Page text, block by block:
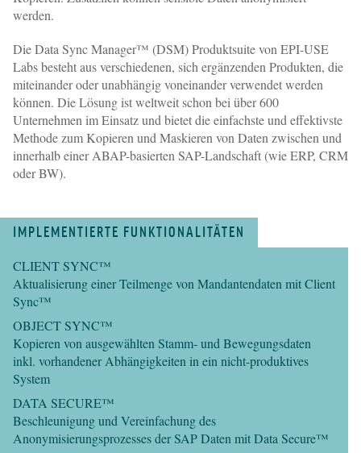
werden.
Die Data Sync Manager™ (DSM) Produktsuite von EPI-USE
Labs besteht aus verschiedenen, sich ergänzenden Produkten, die
miteinander oder unabhängig voneinander verwendet werden
können. Die Lösung ist weltweit schon bei über 600
Unternehmen im Einsatz und bietet die einfachste und effektivste
Methode zum Kopieren und Maskieren von Daten zwischen und
innerhalb einer ABAP-basierten SAP-Landschaft (wie ERP, CRM
oder BW).
IMPLEMENTIERTE FUNKTIONALITÄTEN
CLIENT SYNC™
Aktualisierung einer Teilmenge von Mandantendaten mit Client
Sync™
OBJECT SYNC™
Kopieren von ausgewählten Stamm- und Bewegungsdaten
inkl. vorhandener Abhängigkeiten in ein nicht-produktives
System
DATA SECURE™
Beschleunigung und Vereinfachung des
Anonymisierungsprozesses der SAP Daten mit Data Secure™